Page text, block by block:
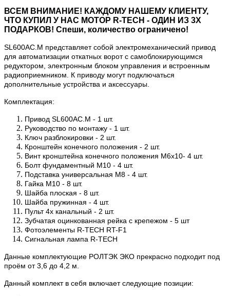
ВСЕМ ВНИМАНИЕ! КАЖДОМУ НАШЕМУ КЛИЕНТУ,
ЧТО КУПИЛ У НАС МОТОР R-TECH - ОДИН ИЗ 3Х
ПОДАРКОВ! Спеши, количество ограничено!
SL600AC.M представляет собой электромеханический привод
для автоматизации откатных ворот с самоблокирующимся
редуктором, электронным блоком управления и встроенным
радиоприемником. К приводу могут подключаться
дополнительные устройства и аксессуары.
Комплектация:
Привод SL600AC.M - 1 шт.
Руководство по монтажу - 1 шт.
Ключ разблокировки - 2 шт.
Кронштейн конечного положения - 2 шт.
Винт кронштейна конечного положения М6х10- 4 шт.
Болт фундаментный М10 - 4 шт.
Подставка универсальная М8 - 4 шт.
Гайка М10 - 8 шт.
Шайба плоская - 8 шт.
Шайба пружинная - 4 шт.
Пульт 4х канальный - 2 шт.
Зубчатая оцинкованная рейка с крепежом - 5 шт
Фотоэлементы R-TECH RT-F1
Сигнальная лампа R-TECH
Данные комплектующие РОЛТЭК ЭКО прекрасно подходит под
проём от 3,6 до 4,2 м.
Данный комплект в себя включает следующие позиции: